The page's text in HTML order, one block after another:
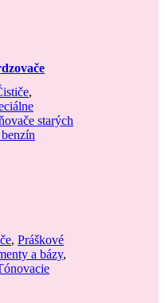
,
starých
, Práškové
a bázy,